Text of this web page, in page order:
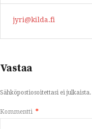
jyri@kilda.fi
Vastaa
Sähköpostiosoitettasi ei julkaista.
Kommentti *